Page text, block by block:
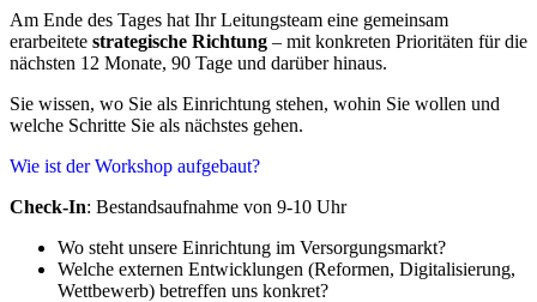
Am Ende des Tages hat Ihr Leitungsteam eine gemeinsam
erarbeitete strategische Richtung – mit konkreten Prioritäten für die
nächsten 12 Monate, 90 Tage und darüber hinaus.
Sie wissen, wo Sie als Einrichtung stehen, wohin Sie wollen und
welche Schritte Sie als nächstes gehen.
Wie ist der Workshop aufgebaut?
Check-In: Bestandsaufnahme von 9-10 Uhr
Wo steht unsere Einrichtung im Versorgungsmarkt?
Welche externen Entwicklungen (Reformen, Digitalisierung,
Wettbewerb) betreffen uns konkret?